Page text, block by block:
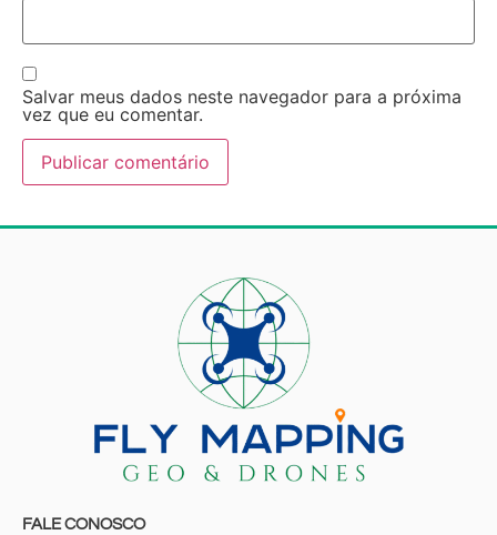
Salvar meus dados neste navegador para a próxima
vez que eu comentar.
FALE CONOSCO